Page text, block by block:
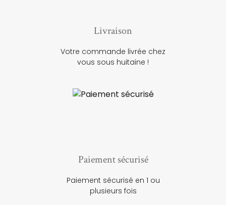
Livraison
Votre commande livrée chez
vous sous huitaine !
Paiement sécurisé
Paiement sécurisé en 1 ou
plusieurs fois